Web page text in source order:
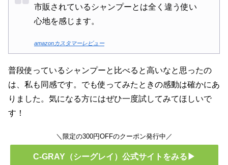
市販されているシャンプーとは全く違う使い
心地を感じます。
amazonカスタマーレビュー
普段使っているシャンプーと比べると高いなと思ったの
は、私も同感です。でも使ってみたときの感動は確かにあ
りました。気になる方にはぜひ一度試してみてほしいで
す！
＼限定の300円OFFのクーポン発行中／
C-GRAY（シーグレイ）公式サイトをみる▶